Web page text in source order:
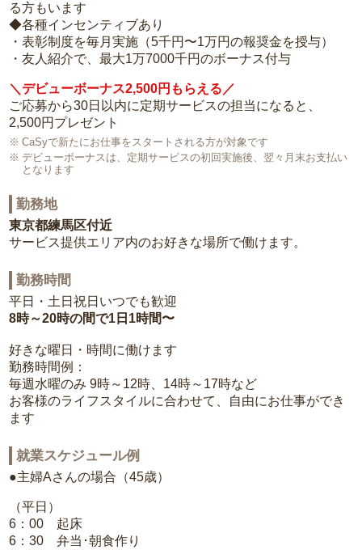
る方もいます
◆各種インセンティブあり
・表彰制度を毎月実施（5千円〜1万円の報奨金を授与）
・友人紹介で、最大1万7000千円のボーナス付与
＼デビューボーナス2,500円もらえる／
ご応募から30日以内に定期サービスの担当になると、
2,500円プレゼント
CaSyで新たにお仕事をスタートされる方が対象です
デビューボーナスは、定期サービスの初回実施後、翌々月末お支払い
となります
勤務地
東京都練馬区付近
サービス提供エリア内のお好きな場所で働けます。
勤務時間
平日・土日祝日いつでも歓迎
8時～20時の間で1日1時間〜
好きな曜日・時間に働けます
勤務時間例：
毎週水曜のみ 9時～12時、14時～17時など
お客様のライフスタイルに合わせて、自由にお仕事ができ
ます
就業スケジュール例
●主婦Aさんの場合（45歳）
（平日）
6：00 起床
6：30 弁当･朝食作り